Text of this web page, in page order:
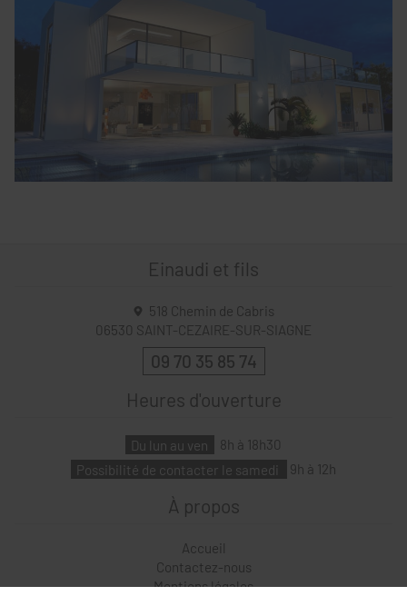
Einaudi et fils
518 Chemin de Cabris
06530 SAINT-CEZAIRE-SUR-SIAGNE
09 70 35 85 74
Heures d'ouverture
Du lun au ven
8h à 18h30
Possibilité de contacter le samedi
9h à 12h
À propos
Accueil
Contactez-nous
Mentions légales